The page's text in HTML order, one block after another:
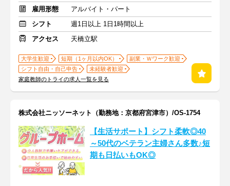
雇用形態
アルバイト・パート
シフト
週1日以上 1日1時間以上
アクセス
天橋立駅
大学生歓迎 短期（1ヶ月以内OK）
副業・Ｗワーク歓迎
シフト自由・自己申告
未経験者歓迎
家庭教師のトライの求人一覧を見る
株式会社ニッソーネット（勤務地：京都府宮津市）/OS-1754
【生活サポート】シフト柔軟◎40
～50代のベテラン主婦さん多数♪短
期も日払いもOK◎